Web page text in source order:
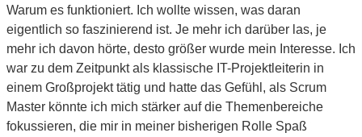
Warum es funktioniert. Ich wollte wissen, was daran
eigentlich so faszinierend ist. Je mehr ich darüber las, je
mehr ich davon hörte, desto größer wurde mein Interesse. Ich
war zu dem Zeitpunkt als klassische IT-Projektleiterin in
einem Großprojekt tätig und hatte das Gefühl, als Scrum
Master könnte ich mich stärker auf die Themenbereiche
fokussieren, die mir in meiner bisherigen Rolle Spaß